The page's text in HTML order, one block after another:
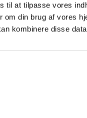
til at tilpasse vores
om din brug af vores
kombinere disse